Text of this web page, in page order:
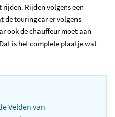
Rijden volgens een
de touringcar er volgens
ook de chauffeur moet aan
is het complete plaatje wat
Velden van